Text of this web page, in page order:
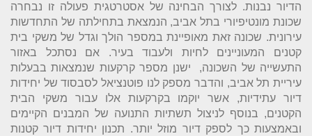
הדיור נבנות. לצורך הבחינה של אסטרטגית פעולה זו נבחרה
שכונת מונטיפיורי בתל אביב, הנמצאת בתחילתה של התחדשות
עירונית. שכונה זאת מאופיינת במספר הולך וגדל של משקי בית
קטנים המעוניינים לחיות ולעבוד בעיר. אם נסתכל באזור
התעשייה של השכונה, ישנן מספר קרקעות שנמצאות בבעלות
עיריית תל אביב, והדבר מספק לנו פוטנציאל לסבסוד של יחידות
דיור עתידיות, אשר יוקמו בקרקעות אלו עבור משקי הבית
הקטנים, בנוסף לניצול תשתיות התנועה של המבנים הקיימים
ובאמצעות כך לספק דיור מוזל יותר. תכנון יחידות דיור קטנות